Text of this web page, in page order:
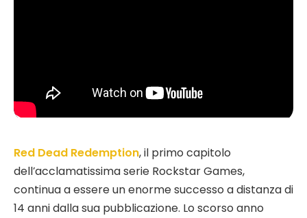
Red Dead Redemption, il primo capitolo
dell’acclamatissima serie Rockstar Games,
continua a essere un enorme successo a distanza di
14 anni dalla sua pubblicazione. Lo scorso anno